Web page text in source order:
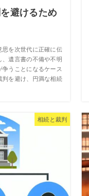
避けるため
思を次世代に正確に伝
、遺言書の不備や不明
うことになるケース
判を避け、円満な相続
相続と裁判